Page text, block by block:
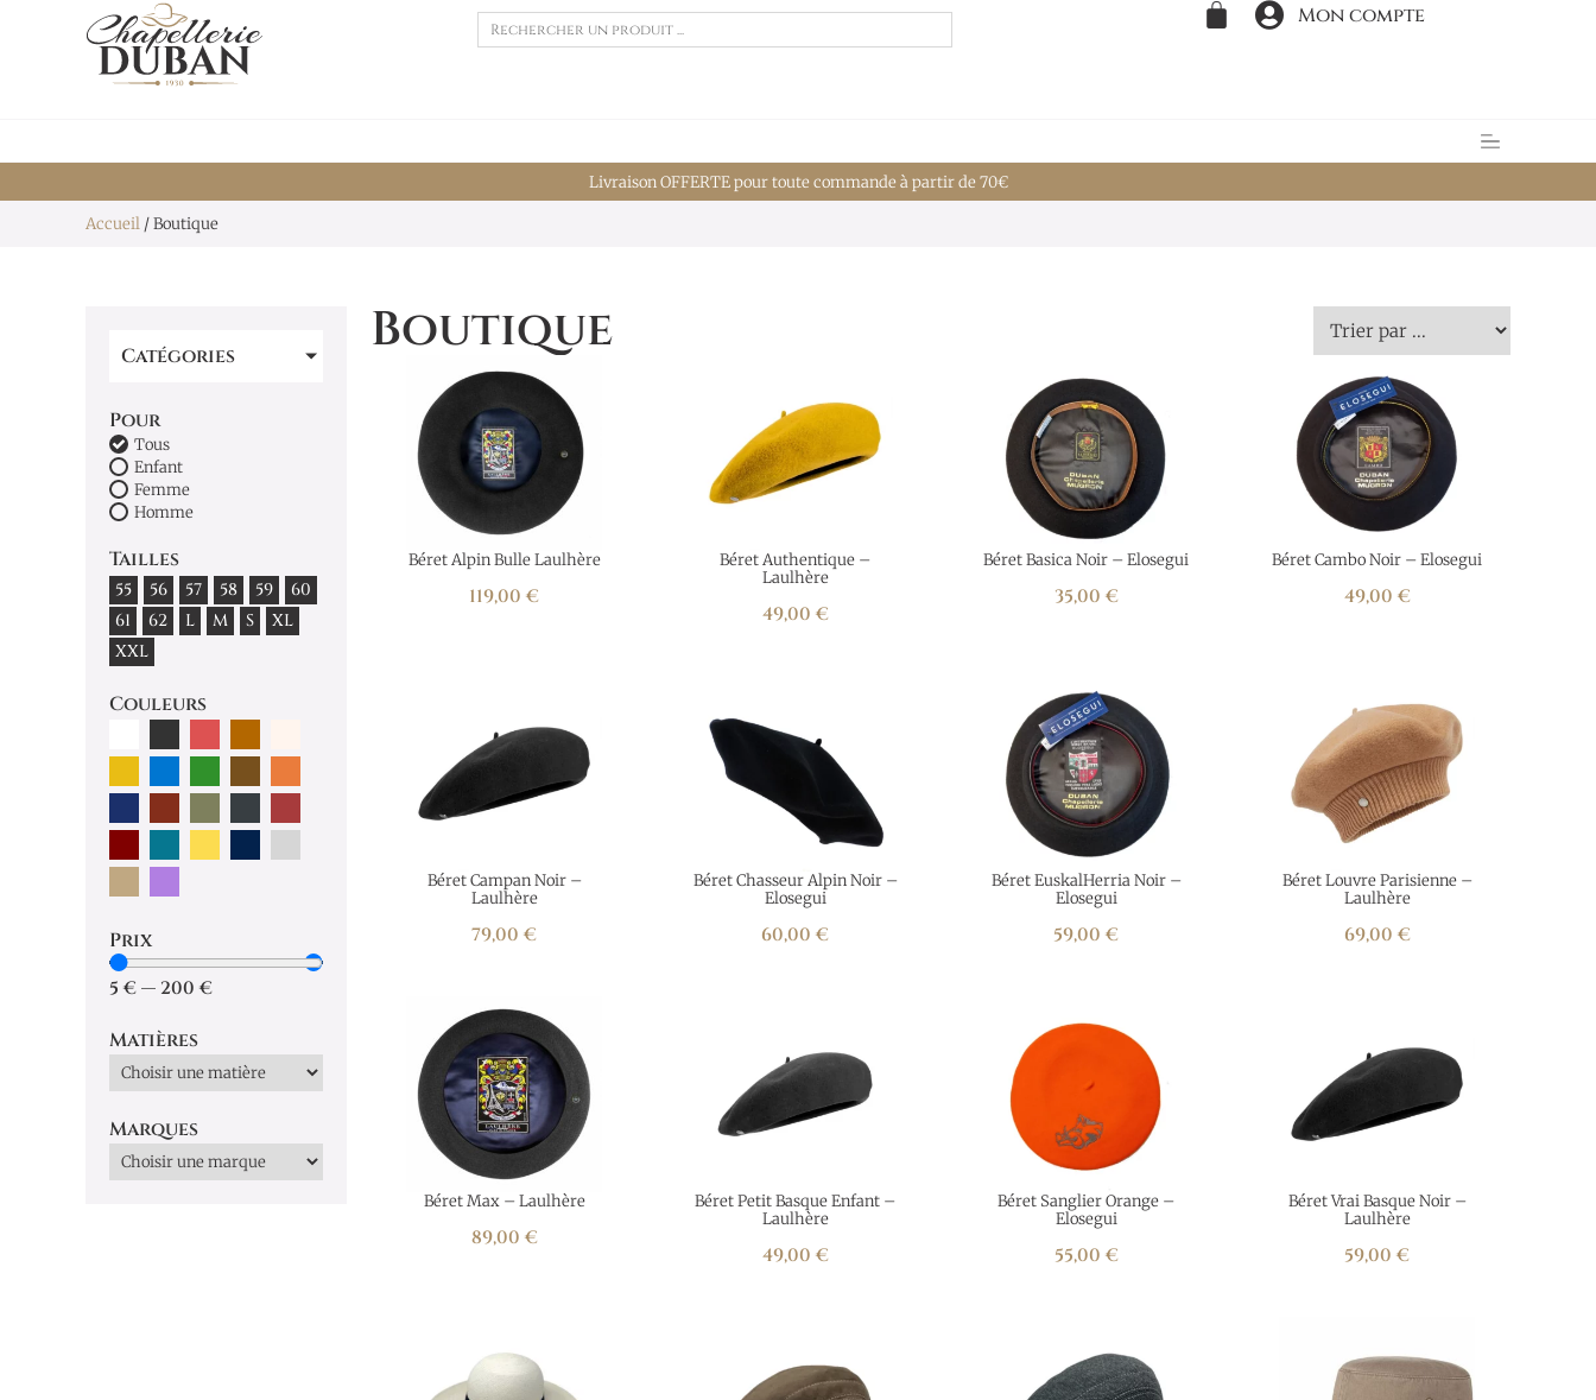
Mon compte
Livraison OFFERTE pour toute commande à partir de 70€
Accueil / Boutique
Catégories
Pour
Tous
Enfant
Femme
Homme
Tailles
55 56 57 58 59
60
61
62 L M S
XL
XXL
Couleurs
Prix
5 €— 200 €
Matières
Marques
Boutique
Béret Alpin Bulle Laulhère
119,00 €
Béret Authentique –
Laulhère
49,00 €
Béret Basica Noir – Elosegui
35,00 €
Béret Cambo Noir – Elosegui
49,00 €
Béret Campan Noir –
Laulhère
79,00 €
Béret Chasseur Alpin Noir –
Elosegui
60,00 €
Béret EuskalHerria Noir –
Elosegui
59,00 €
Béret Louvre Parisienne –
Laulhère
69,00 €
Béret Max – Laulhère
89,00 €
Béret Petit Basque Enfant –
Laulhère
49,00 €
Béret Sanglier Orange –
Elosegui
55,00 €
Béret Vrai Basque Noir –
Laulhère
59,00 €